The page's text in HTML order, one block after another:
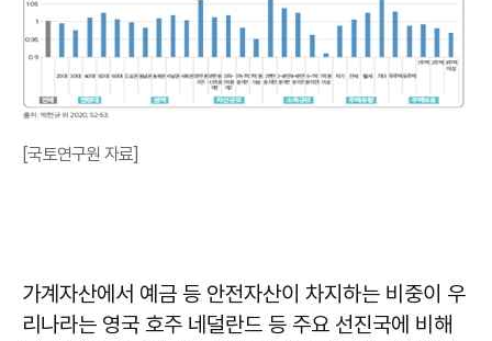
[국토연구원 자료]
가계자산에서 예금 등 안전자산이 차지하는 비중이 우
리나라는 영국 호주 네덜란드 등 주요 선진국에 비해